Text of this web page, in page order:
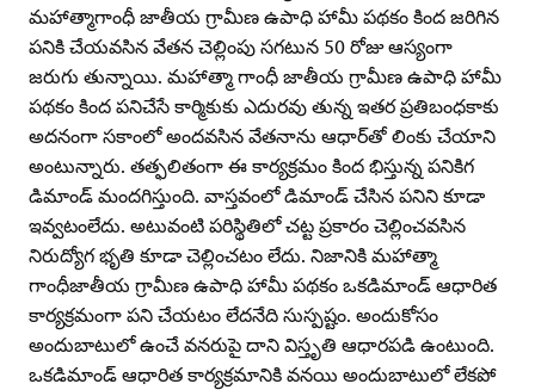
మహాత్మాగాంధీ జాతీయ గ్రామీణ ఉపాధి హామీ పథకం కింద జరిగిన
పనికి చేయవసిన వేతన చెల్లింపు సగటున 50 రోజు ఆస్యంగా
జరుగు తున్నాయి. మహాత్మా గాంధీ జాతీయ గ్రామీణ ఉపాధి హామీ
పథకం కింద పనిచేసే కార్మికుకు ఎదురవు తున్న ఇతర ప్రతిబంధకాకు
అదనంగా సకాంలో అందవసిన వేతనాను ఆధార్‌తో లింకు చేయాని
అంటున్నారు. తత్ఫలితంగా ఈ కార్యక్రమం కింద భిస్తున్న పనికిగ
డిమాండ్‌ మందగిస్తుంది. వాస్తవంలో డిమాండ్‌ చేసిన పనిని కూడా
ఇవ్వటంలేదు. అటువంటి పరిస్థితిలో చట్ట ప్రకారం చెల్లించవసిన
నిరుద్యోగ భృతి కూడా చెల్లించటం లేదు. నిజానికి మహాత్మా
గాంధీజాతీయ గ్రామీణ ఉపాధి హామీ పథకం ఒకడిమాండ్‌ ఆధారిత
కార్యక్రమంగా పని చేయటం లేదనేది సుస్పష్టం. అందుకోసం
అందుబాటులో ఉంచే వనరుపై దాని విస్తృతి ఆధారపడి ఉంటుంది.
ఒకడిమాండ్‌ ఆధారిత కార్యక్రమానికి వనయి అందుబాటులో లేకపో